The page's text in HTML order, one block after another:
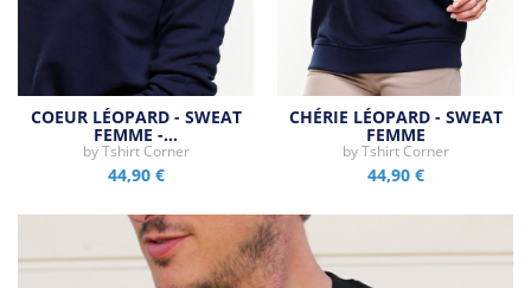
COEUR LÉOPARD - SWEAT
FEMME -…
byTshirt Corner
44,90 €
CHÉRIE LÉOPARD - SWEAT
FEMME
byTshirt Corner
44,90 €